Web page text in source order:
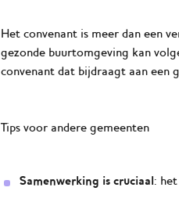
Het convenant is meer dan een
gezonde buurtomgeving kan
convenant dat bijdraagt aan een
Tips voor andere gemeenten
Samenwerking is cruciaal: